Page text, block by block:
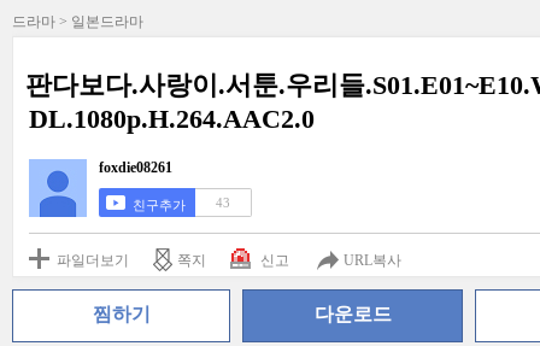
드라마 > 일본드라마
판다보다.사랑이.서툰.우리들
DL.1080p.H.264.AAC2.0
foxdie08261
친구추가 43
파일더보기 쪽지 신고 URL복사
찜하기 다운로드